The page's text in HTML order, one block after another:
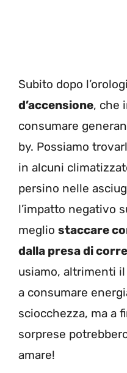
Subito dopo
d’accensione, che
consumare
by. Possiamo
in alcuni
persino nelle
l’impatto negativo
meglio staccare
dalla presa di
usiamo, altrimenti
a consumare
sciocchezza, ma a
sorprese
amare!